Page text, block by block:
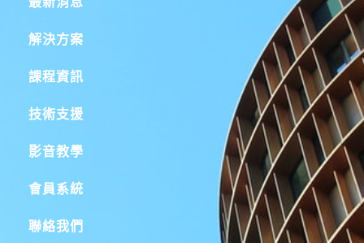
解決方案
課程資訊
技術支援
影音教學
會員系統
聯絡我們